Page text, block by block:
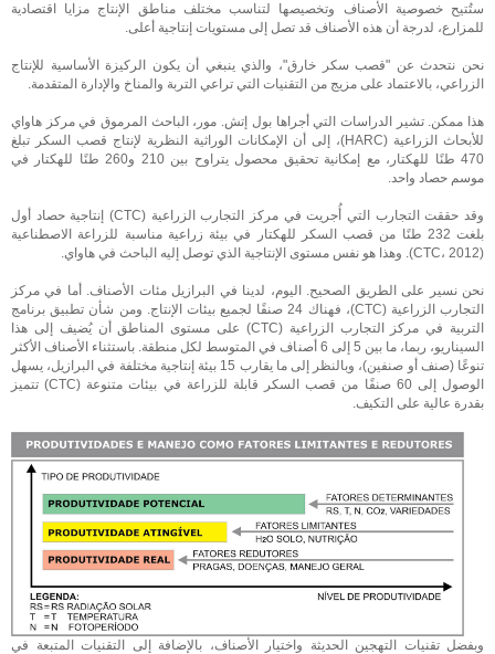
ستُتيح خصوصية الأصناف وتخصيصها لتناسب مختلف مناطق الإنتاج مزايا اقتصادية
للمزارع، لدرجة أن هذه الأصناف قد تصل إلى مستويات إنتاجية أعلى.
نحن نتحدث عن "قصب سكر خارق"، والذي ينبغي أن يكون الركيزة الأساسية للإنتاج
الزراعي، بالاعتماد على مزيج من التقنيات التي تراعي التربة والمناخ والإدارة المتقدمة.
هذا ممكن. تشير الدراسات التي أجراها بول إتش. مور، الباحث المرموق في مركز هاواي
للأبحاث الزراعية (HARC)، إلى أن الإمكانات الوراثية النظرية لإنتاج قصب السكر تبلغ
470 طنًا للهكتار، مع إمكانية تحقيق محصول يتراوح بين 210 و260 طنًا للهكتار في
موسم حصاد واحد.
وقد حققت التجارب التي أُجريت في مركز التجارب الزراعية (CTC) إنتاجية حصاد أول
بلغت 232 طنًا من قصب السكر للهكتار في بيئة زراعية مناسبة للزراعة الاصطناعية
(CTC، 2012). وهذا هو نفس مستوى الإنتاجية الذي توصل إليه الباحث في هاواي.
نحن نسير على الطريق الصحيح. اليوم، لدينا في البرازيل مئات الأصناف. أما في مركز
التجارب الزراعية (CTC)، فهناك 24 صنفًا لجميع بيئات الإنتاج. ومن شأن تطبيق برنامج
التربية في مركز التجارب الزراعية (CTC) على مستوى المناطق أن يُضيف إلى هذا
السيناريو، ربما، ما بين 5 إلى 6 أصناف في المتوسط ​​لكل منطقة. باستثناء الأصناف الأكثر
تنوعًا (صنف أو صنفين)، وبالنظر إلى ما يقارب 15 بيئة إنتاجية مختلفة في البرازيل، يسهل
الوصول إلى 60 صنفًا من قصب السكر قابلة للزراعة في بيئات متنوعة (CTC) تتميز
بقدرة عالية على التكيف.
وبفضل تقنيات التهجين الحديثة واختيار الأصناف، بالإضافة إلى التقنيات المتبعة في